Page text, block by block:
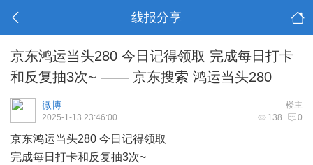
线报分享
京东鸿运当头280 今日记得领取 完成每日打卡
和反复抽3次~ —— 京东搜索 鸿运当头280
楼主
微博
138 0
2025-1-13 23:46:00
京东鸿运当头280 今日记得领取
完成每日打卡和反复抽3次~